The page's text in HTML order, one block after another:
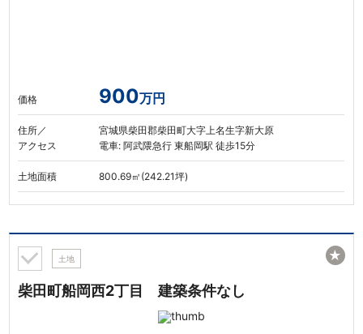
価格 900万円
住所／
アクセス
宮城県柴田郡柴田町大字上名生字新大原
電車: 阿武隈急行 東船岡駅 徒歩15分
土地面積 800.69㎡(242.21坪)
土地
柴田町船岡西2丁目 建築条件なし
★